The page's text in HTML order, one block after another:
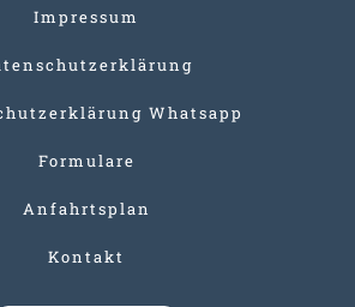
Impressum
Whatsapp
Formulare
Anfahrtsplan
Kontakt